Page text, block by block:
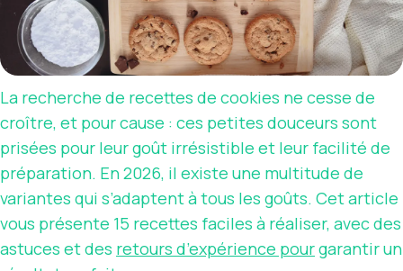
La recherche de recettes de cookies ne cesse de
croître, et pour cause : ces petites douceurs sont
prisées pour leur goût irrésistible et leur facilité de
préparation. En 2026, il existe une multitude de
variantes qui s’adaptent à tous les goûts. Cet article
vous présente 15 recettes faciles à réaliser, avec des
astuces et des retours d’expérience pourgarantir un